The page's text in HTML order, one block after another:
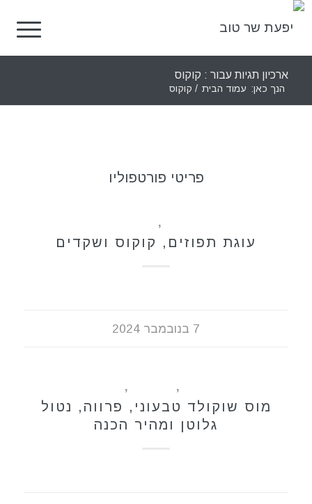
ארכיון תגיות עבור : קוקוס
הנך כאן: עמוד הבית / קוקוס
פריטי פורטפוליו
,
עוגת תפוזים, קוקוס ושקדים
7 בנובמבר 2024
,
,
מוס שוקולד טבעוני, פרווה, נטול
גלוטן ומהיר הכנה